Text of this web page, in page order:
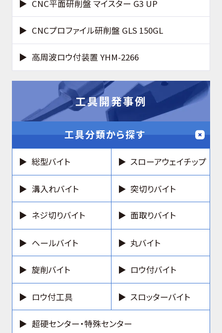
CNC平面研削盤 マイスター G3 UP
CNCプロファイル研削盤 GLS 150GL
高周波ロウ付装置 YHM-2266
工具開発事例
工具分類から探す
総型バイト スローアウェイチップ
溝入れバイト 突切りバイト
ネジ切りバイト 面取りバイト
ヘールバイト 丸バイト
旋削バイト ロウ付バイト
ロウ付工具 スロッターバイト
超硬センター・特殊センター